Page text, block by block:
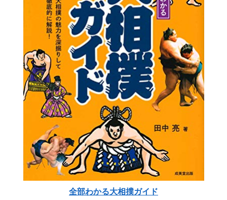
全部わかる大相撲ガイド